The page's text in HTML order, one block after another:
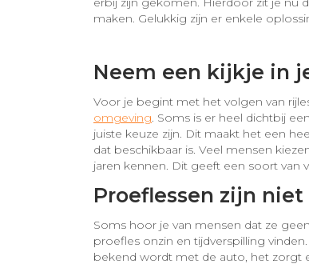
maken. Gelukkig zijn er enkele
Neem een kijkje in
Voor je begint met het volgen van
omgeving. Soms is er heel dichtbij
juiste keuze zijn. Dit maakt het een
dat beschikbaar is. Veel mensen
jaren kennen. Dit geeft een soort van
Proeflessen zijn
Soms hoor je van mensen dat ze
proefles onzin en tijdverspilling
bekend wordt met de auto, het zorgt